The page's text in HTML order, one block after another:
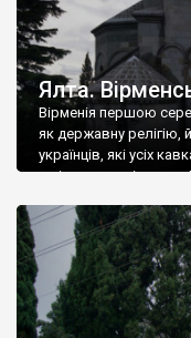
Ялта.
Вірменія першою
як державну релігію,
українців, які усіх
є відданими вірянами